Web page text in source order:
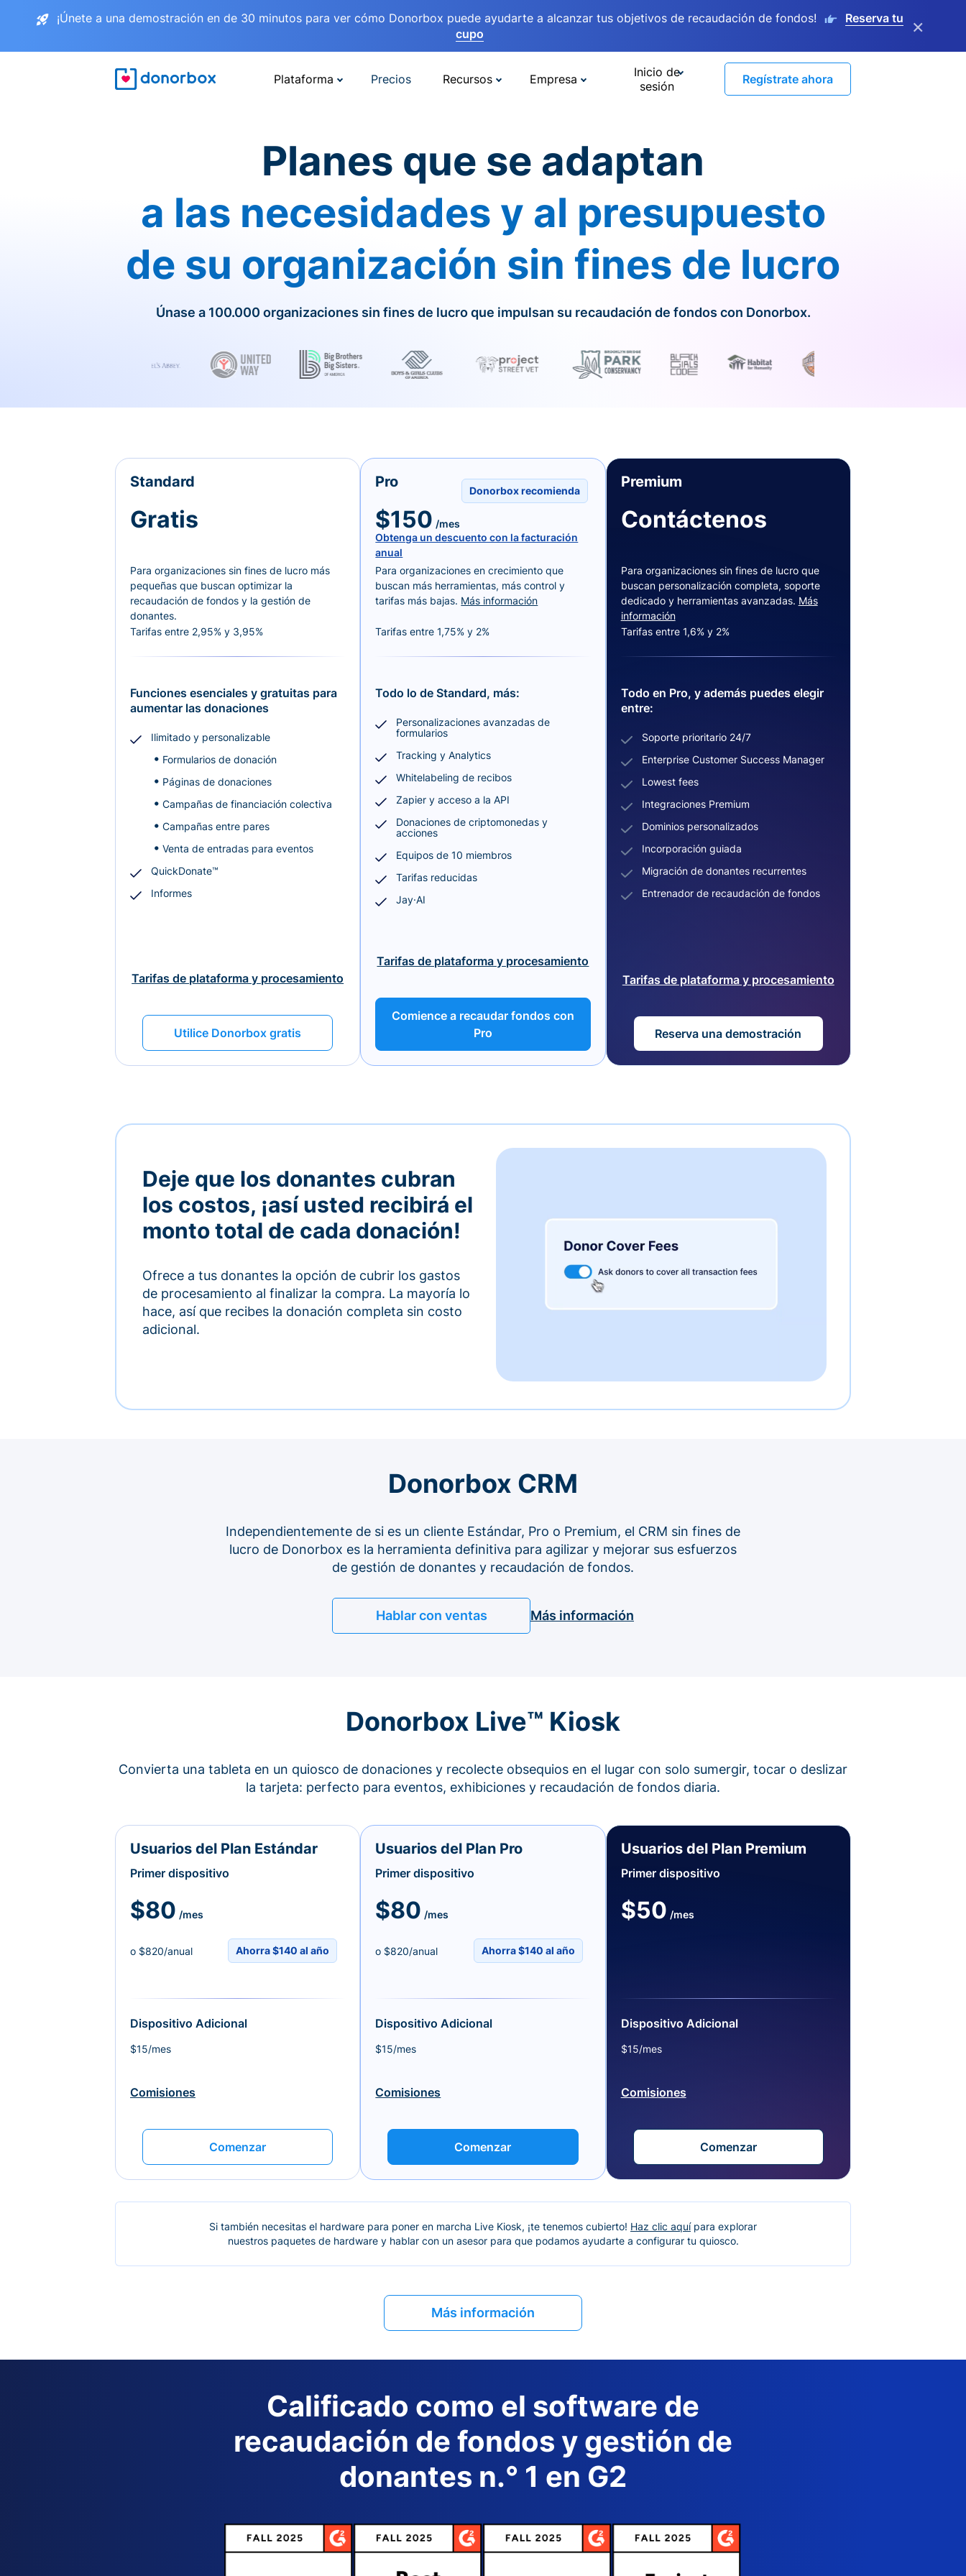
¡Únete a una demostración en de 30 minutos para ver cómo Donorbox puede ayudarte a alcanzar tus objetivos de recaudación de fondos!
Reserva tu
cupo
×
Plataforma Precios Recursos Empresa
Inicio de
sesión
Regístrate ahora
Planes que se adaptan
a las necesidades y al presupuesto
de su organización sin fines de lucro
Únase a 100.000 organizaciones sin fines de lucro que impulsan su recaudación de fondos con Donorbox.
Standard
Gratis
Para organizaciones sin fines de lucro más
pequeñas que buscan optimizar la
recaudación de fondos y la gestión de
donantes.
Tarifas entre 2,95% y 3,95%
Funciones esenciales y gratuitas para
aumentar las donaciones
Ilimitado y personalizable
Formularios de donación
Páginas de donaciones
Campañas de financiación colectiva
Campañas entre pares
Venta de entradas para eventos
QuickDonate™
Informes
Tarifas de plataforma y procesamiento
Utilice Donorbox gratis
Donorbox recomienda
Pro
$150 /mes
Obtenga un descuento con la facturación
anual
Para organizaciones en crecimiento que
buscan más herramientas, más control y
tarifas más bajas. Más información
Tarifas entre 1,75% y 2%
Todo lo de Standard, más:
Personalizaciones avanzadas de
formularios
Tracking y Analytics
Whitelabeling de recibos
Zapier y acceso a la API
Donaciones de criptomonedas y
acciones
Equipos de 10 miembros
Tarifas reducidas
Jay·AI
Tarifas de plataforma y procesamiento
Comience a recaudar fondos con
Pro
Premium
Contáctenos
Para organizaciones sin fines de lucro que
buscan personalización completa, soporte
dedicado y herramientas avanzadas. Más
información
Tarifas entre 1,6% y 2%
Todo en Pro, y además puedes elegir
entre:
Soporte prioritario 24/7
Enterprise Customer Success Manager
Lowest fees
Integraciones Premium
Dominios personalizados
Incorporación guiada
Migración de donantes recurrentes
Entrenador de recaudación de fondos
Tarifas de plataforma y procesamiento
Reserva una demostración
Deje que los donantes cubran
los costos, ¡así usted recibirá el
monto total de cada donación!
Ofrece a tus donantes la opción de cubrir los gastos
de procesamiento al finalizar la compra. La mayoría lo
hace, así que recibes la donación completa sin costo
adicional.
Donorbox CRM
Independientemente de si es un cliente Estándar, Pro o Premium, el CRM sin fines de
lucro de Donorbox es la herramienta definitiva para agilizar y mejorar sus esfuerzos
de gestión de donantes y recaudación de fondos.
Hablar con ventas Más información
Donorbox Live™ Kiosk
Convierta una tableta en un quiosco de donaciones y recolecte obsequios en el lugar con solo sumergir, tocar o deslizar
la tarjeta: perfecto para eventos, exhibiciones y recaudación de fondos diaria.
Usuarios del Plan Estándar
Primer dispositivo
$80 /mes
o $820/anual Ahorra $140 al año
Dispositivo Adicional
$15/mes
Comisiones
Comenzar
Usuarios del Plan Pro
Primer dispositivo
$80 /mes
o $820/anual Ahorra $140 al año
Dispositivo Adicional
$15/mes
Comisiones
Comenzar
Usuarios del Plan Premium
Primer dispositivo
$50 /mes
Dispositivo Adicional
$15/mes
Comisiones
Comenzar
Si también necesitas el hardware para poner en marcha Live Kiosk, ¡te tenemos cubierto! Haz clic aquípara explorar
nuestros paquetes de hardware y hablar con un asesor para que podamos ayudarte a configurar tu quiosco.
Más información
Calificado como el software de
recaudación de fondos y gestión de
donantes n.° 1 en G2